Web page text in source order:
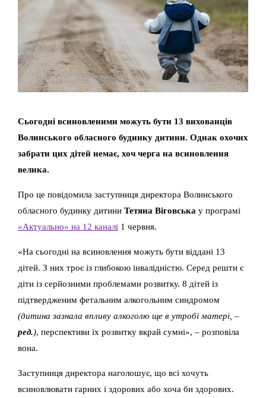
Сьогодні всиновленими можуть бути 13 вихованців
Волинського обласного будинку дитини. Однак охочих
забрати цих дітей немає, хоч черга на всиновлення
велика.
Про це повідомила заступниця директора Волинського
обласного будинку дитини Тетяна Віговська у програмі
«Актуально» на 12 каналі 1 червня.
«На сьогодні на всиновлення можуть бути віддані 13
дітей. З них троє із глибокою інвалідністю. Серед решти є
діти із серйозними проблемами розвитку. 8 дітей із
підтвердженим фетальним алкогольним синдромом
(дитина зазнала впливу алкоголю ще в утробі матері, –
ред.), перспективи їх розвитку вкрай сумні», – розповіла
вона.
Заступниця директора наголошує, що всі хочуть
всиновлювати гарних і здорових або хоча би здорових.